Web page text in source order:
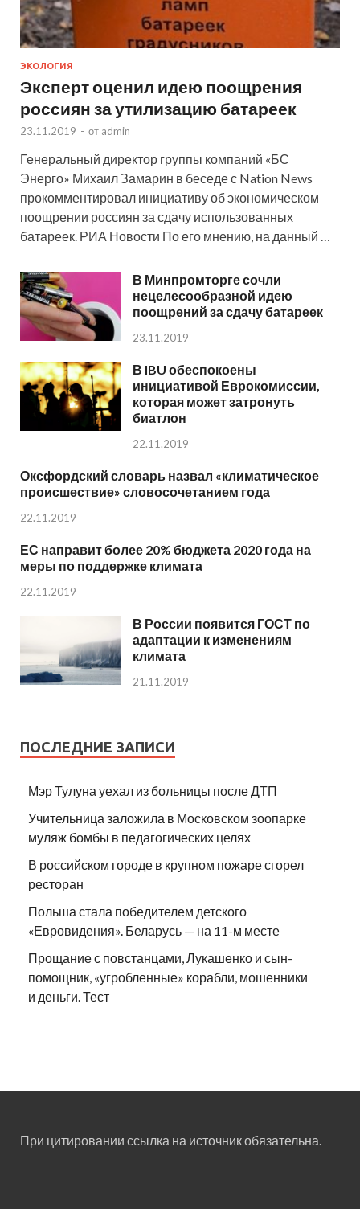
ЭКОЛОГИЯ
Эксперт оценил идею поощрения
россиян за утилизацию батареек
23.11.2019 - от admin
Генеральный директор группы компаний «БС
Энерго» Михаил Замарин в беседе с Nation News
прокомментировал инициативу об экономическом
поощрении россиян за сдачу использованных
батареек. РИА Новости По его мнению, на данный …
В Минпромторге сочли
нецелесообразной идею
поощрений за сдачу батареек
23.11.2019
В IBU обеспокоены
инициативой Еврокомиссии,
которая может затронуть
биатлон
22.11.2019
Оксфордский словарь назвал «климатическое
происшествие» словосочетанием года
22.11.2019
ЕС направит более 20% бюджета 2020 года на
меры по поддержке климата
22.11.2019
В России появится ГОСТ по
адаптации к изменениям
климата
21.11.2019
ПОСЛЕДНИЕ ЗАПИСИ
Мэр Тулуна уехал из больницы после ДТП
Учительница заложила в Московском зоопарке
муляж бомбы в педагогических целях
В российском городе в крупном пожаре сгорел
ресторан
Польша стала победителем детского
«Евровидения». Беларусь — на 11-м месте
Прощание с повстанцами, Лукашенко и сын-
помощник, «угробленные» корабли, мошенники
и деньги. Тест
При цитировании ссылка на источник обязательна.